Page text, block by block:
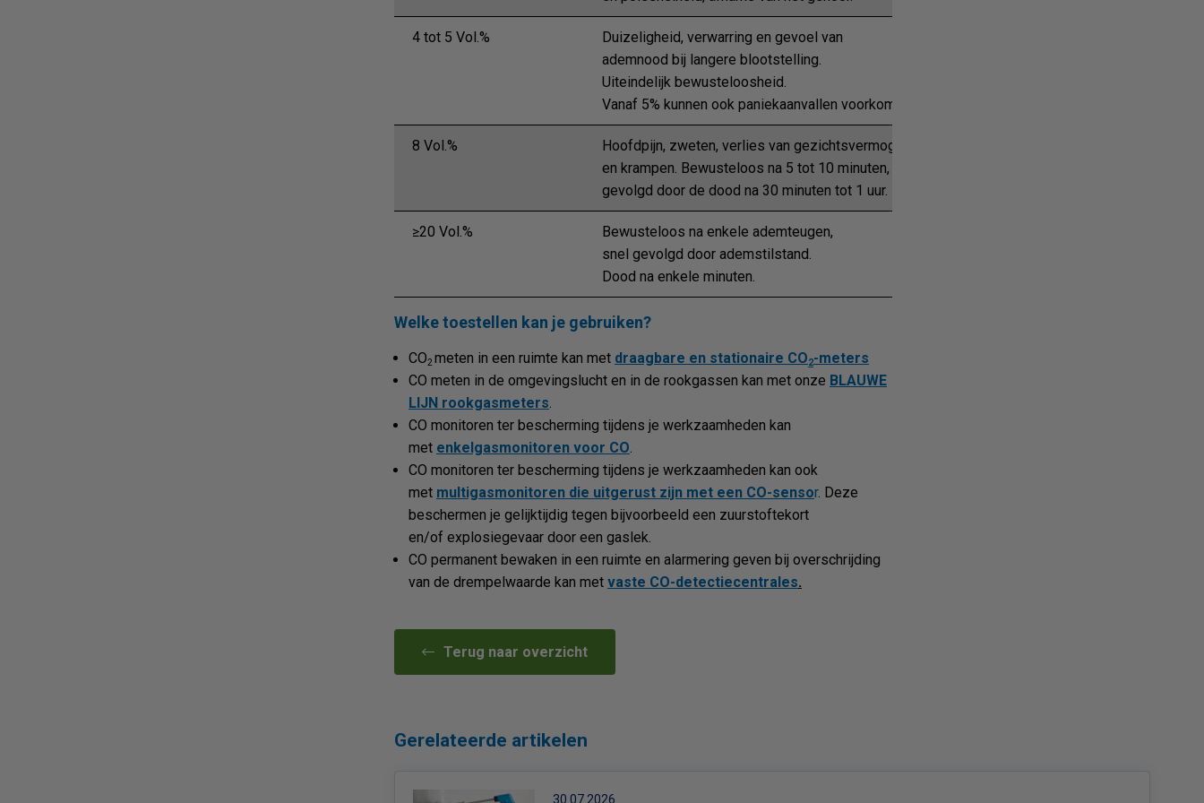
4 tot 5 Vol.%
Duizeligheid, verwarring en gevoel van
ademnood bij langere blootstelling.
Uiteindelijk bewusteloosheid.
Vanaf 5% kunnen ook paniekaanvallen voorkomen.
8 Vol.%
Hoofdpijn, zweten, verlies van gezichtsvermogen
en krampen. Bewusteloos na 5 tot 10 minuten,
gevolgd door de dood na 30 minuten tot 1 uur.
≥20 Vol.%
Bewusteloos na enkele ademteugen,
snel gevolgd door ademstilstand.
Dood na enkele minuten.
Welke toestellen kan je gebruiken?
CO2 meten in een ruimte kan met draagbare en stationaire CO2-meters
CO meten in de omgevingslucht en in de rookgassen kan met onze BLAUWE
LIJN rookgasmeters.
CO monitoren ter bescherming tijdens je werkzaamheden kan
met enkelgasmonitoren voor CO.
CO monitoren ter bescherming tijdens je werkzaamheden kan ook
met multigasmonitoren die uitgerust zijn met een CO-sensor. Deze
beschermen je gelijktijdig tegen bijvoorbeeld een zuurstoftekort
en/of explosiegevaar door een gaslek.
CO permanent bewaken in een ruimte en alarmering geven bij overschrijding
van de drempelwaarde kan met vaste CO-detectiecentrales.
Terug naar overzicht
Gerelateerde artikelen
30.07.2026